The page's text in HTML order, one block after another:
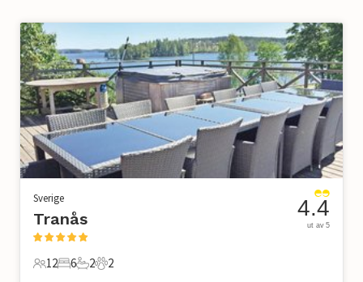
Sverige
Tranås
12 Gjester
12
6 Soverom
6
2 Bad
2
2 Kjæledyr
2
4.4
ut av 5